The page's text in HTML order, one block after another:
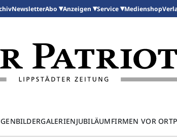
NewsletterAbo Anzeigen Service Medienshop
BILDERGALERIENJUBILÄUMFIRMEN VOR ORT